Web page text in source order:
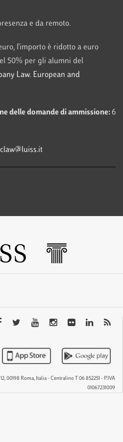
e da remoto.
l'importo è ridotto a euro
50% per gli alumni del
Law. European and
delle domande di ammissione:6
00198 Roma, Italia - Centralino T 06 852251 - P.IVA
01067231009